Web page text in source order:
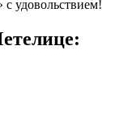
удовольствием!